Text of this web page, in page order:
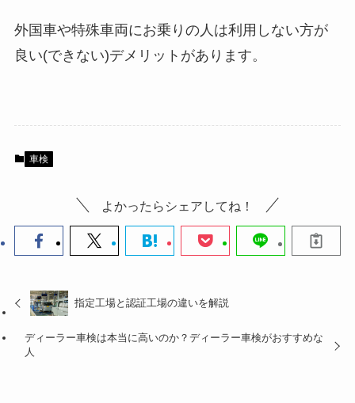
外国車や特殊車両にお乗りの人は利用しない方が
良い(できない)デメリットがあります。
車検
よかったらシェアしてね！
指定工場と認証工場の違いを解説
ディーラー車検は本当に高いのか？ディーラー車検がおすすめな
人